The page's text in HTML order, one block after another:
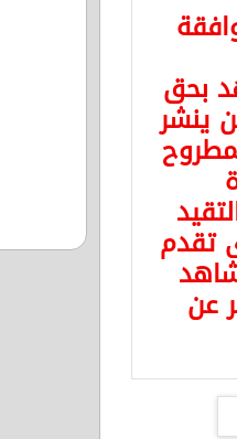
بحق
ينشر
تقدم
عن